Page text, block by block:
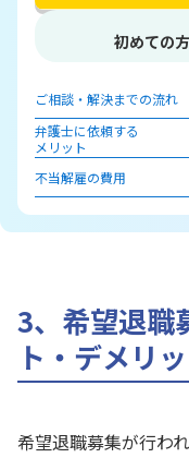
初めての
ご相談・解決までの流れ
弁護士に依頼する
メリット
不当解雇の費用
3、希望退職
ト・デメリ
希望退職募集が行わ